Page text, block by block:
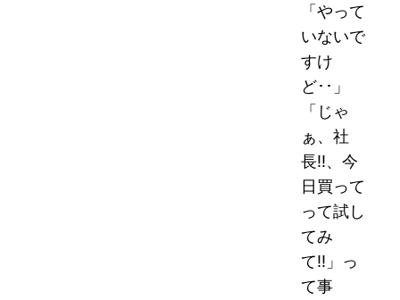
「やって
いないで
すけ
ど･･」
「じゃ
ぁ、社
長!!、今
日買って
って試し
てみ
て!!」っ
て事